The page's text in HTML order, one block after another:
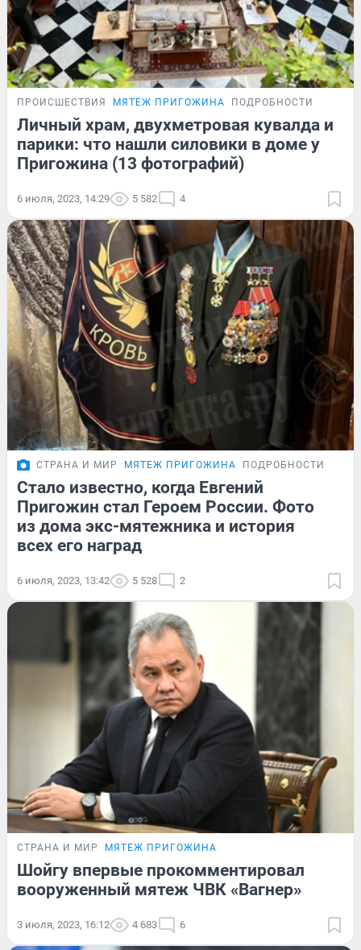
ПРОИСШЕСТВИЯ МЯТЕЖ ПРИГОЖИНА ПОДРОБНОСТИ
Личный храм, двухметровая кувалда и
парики: что нашли силовики в доме у
Пригожина (13 фотографий)
6 июля, 2023, 14:29 5 582 4
СТРАНА И МИР МЯТЕЖ ПРИГОЖИНА ПОДРОБНОСТИ
Стало известно, когда Евгений
Пригожин стал Героем России. Фото
из дома экс-мятежника и история
всех его наград
6 июля, 2023, 13:42 5 528 2
СТРАНА И МИР МЯТЕЖ ПРИГОЖИНА
Шойгу впервые прокомментировал
вооруженный мятеж ЧВК «Вагнер»
3 июля, 2023, 16:12 4 683 6